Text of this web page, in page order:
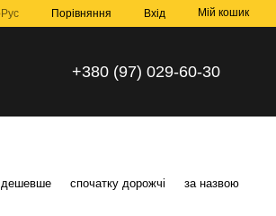
Рус Порівняння Вхід Мій кошик
+380 (97) 029-60-30
дешевше спочатку дорожчі за назвою